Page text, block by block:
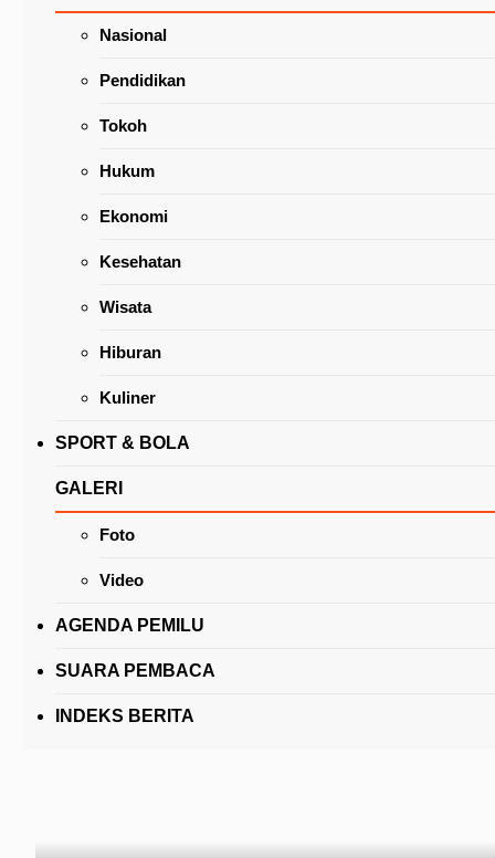
Nasional
Pendidikan
Tokoh
Hukum
Ekonomi
Kesehatan
Wisata
Hiburan
Kuliner
SPORT & BOLA
GALERI
Foto
Video
AGENDA PEMILU
SUARA PEMBACA
INDEKS BERITA
Kenal Pamit Kapolres Tomohon, Walkot Caroll
Sebut Kerja Sama dan Saling Membangun